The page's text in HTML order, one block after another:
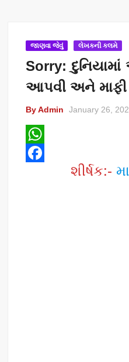
જાણવા જેવું લેખકની કલમે
Sorry:
આપવી અને માફી
By Admin January 26,
W
શીર્ષક:-